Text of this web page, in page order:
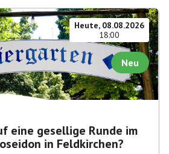
Heute, 08.08.2026
18:00
Neu
eine gesellige Runde im
in Feldkirchen?